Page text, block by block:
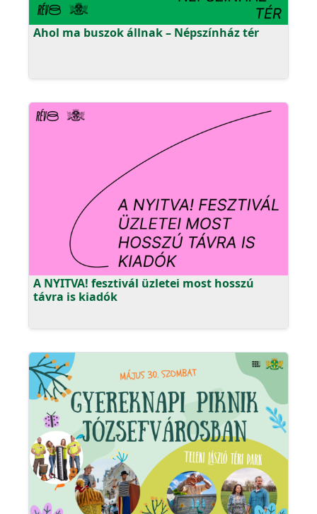
Ahol ma buszok állnak – Népszínház tér
A NYITVA! fesztivál üzletei most hosszú
távra is kiadók